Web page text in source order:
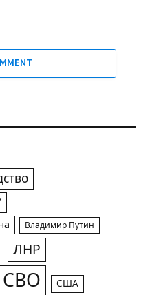
Владимир Путин
ЛНР
СВО США